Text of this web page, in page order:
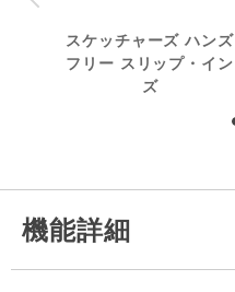
スケッチャーズ ハンズ
フリー スリップ・イン
ズ
機能詳細